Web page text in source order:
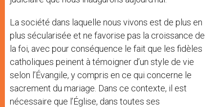
La société dans laquelle nous vivons est de plus en
plus sécularisée et ne favorise pas la croissance de
la foi, avec pour conséquence le fait que les fidèles
catholiques peinent à témoigner d’un style de vie
selon l’Évangile, y compris en ce qui concerne le
sacrement du mariage. Dans ce contexte, il est
nécessaire que l’Église, dans toutes ses